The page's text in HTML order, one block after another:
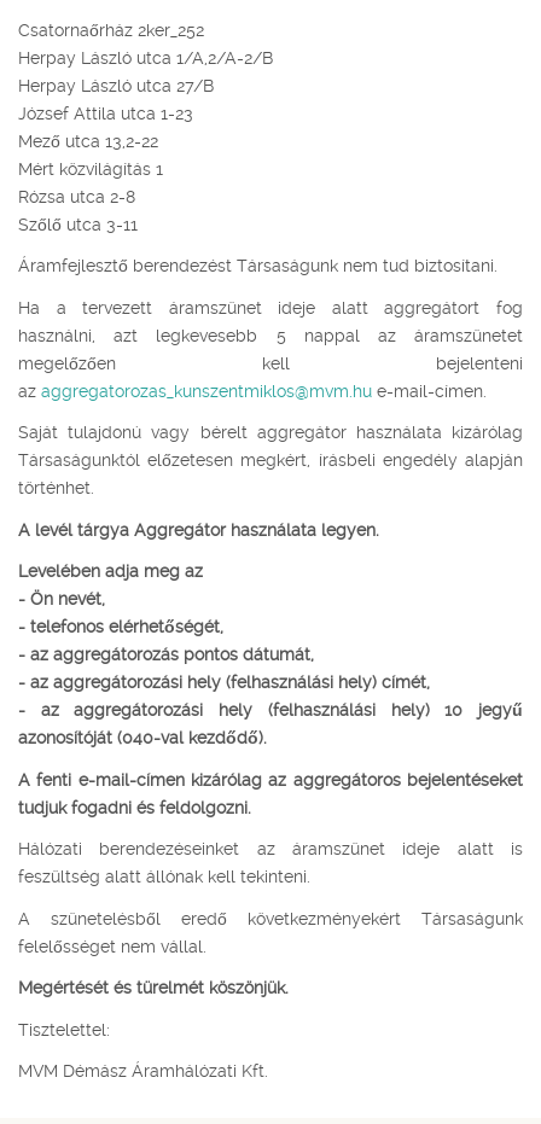
Csatornaőrház 2ker_252
Herpay László utca 1/A,2/A-2/B
Herpay László utca 27/B
József Attila utca 1-23
Mező utca 13,2-22
Mért közvilágítás 1
Rózsa utca 2-8
Szőlő utca 3-11
Áramfejlesztő berendezést Társaságunk nem tud biztosítani.
Ha a tervezett áramszünet ideje alatt aggregátort fog
használni, azt legkevesebb 5 nappal az áramszünetet
megelőzően kell bejelenteni
az aggregatorozas_kunszentmiklos@mvm.hu e-mail-címen.
Saját tulajdonú vagy bérelt aggregátor használata kizárólag
Társaságunktól előzetesen megkért, írásbeli engedély alapján
történhet.
A levél tárgya Aggregátor használata legyen.
Levelében adja meg az
- Ön nevét,
- telefonos elérhetőségét,
- az aggregátorozás pontos dátumát,
- az aggregátorozási hely (felhasználási hely) címét,
- az aggregátorozási hely (felhasználási hely) 10 jegyű
azonosítóját (040-val kezdődő).
A fenti e-mail-címen kizárólag az aggregátoros bejelentéseket
tudjuk fogadni és feldolgozni.
Hálózati berendezéseinket az áramszünet ideje alatt is
feszültség alatt állónak kell tekinteni.
A szünetelésből eredő következményekért Társaságunk
felelősséget nem vállal.
Megértését és türelmét köszönjük.
Tisztelettel:
MVM Démász Áramhálózati Kft.